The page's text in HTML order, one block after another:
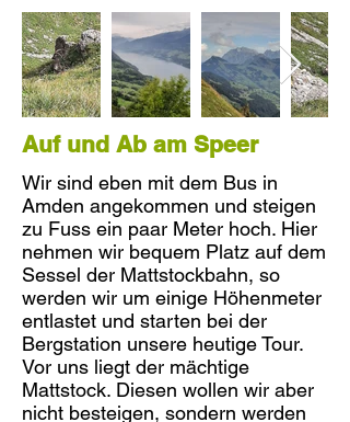
Auf und Ab am Speer
Wir sind eben mit dem Bus in
Amden angekommen und steigen
zu Fuss ein paar Meter hoch. Hier
nehmen wir bequem Platz auf dem
Sessel der Mattstockbahn, so
werden wir um einige Höhenmeter
entlastet und starten bei der
Bergstation unsere heutige Tour.
Vor uns liegt der mächtige
Mattstock. Diesen wollen wir aber
nicht besteigen, sondern werden